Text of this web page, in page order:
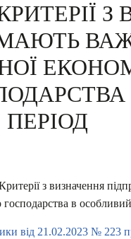
З
ПЕРІОД
з визначення
господарства в
від 21.02.2023 № 223